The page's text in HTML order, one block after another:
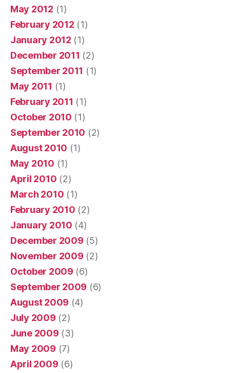
May 2012 (1)
February 2012 (1)
January 2012 (1)
December 2011 (2)
September 2011 (1)
May 2011 (1)
February 2011 (1)
October 2010 (1)
September 2010 (2)
August 2010 (1)
May 2010 (1)
April 2010 (2)
March 2010 (1)
February 2010 (2)
January 2010 (4)
December 2009 (5)
November 2009 (2)
October 2009 (6)
September 2009 (6)
August 2009 (4)
July 2009 (2)
June 2009 (3)
May 2009 (7)
April 2009 (6)